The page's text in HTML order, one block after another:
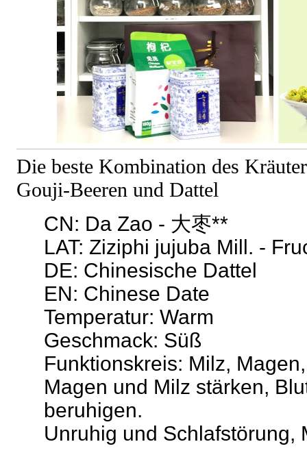
Die beste Kombination des
Gouji-Beeren und Dattel
CN: Da Zao - 大枣**
LAT: Ziziphi jujuba Mill. -
DE: Chinesische Dattel
EN: Chinese Date
Temperatur: Warm
Geschmack: Süß
Funktionskreis: Milz,
Magen und Milz stärken,
beruhigen.
Unruhig und Schlafstörung,